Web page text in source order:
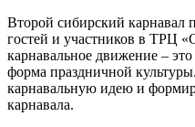
Второй сибирский карнавал
гостей и участников в ТРЦ
карнавальное движение –
форма праздничной
карнавальную идею и
карнавала.